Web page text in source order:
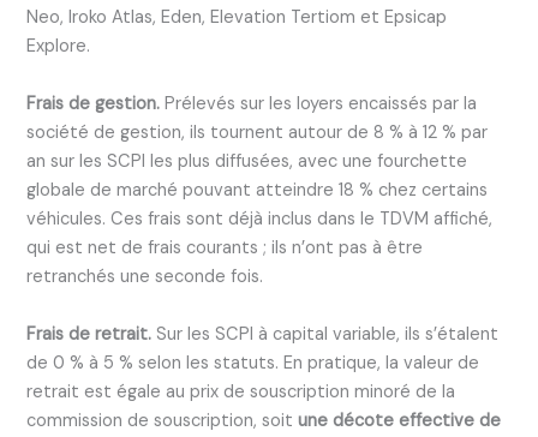
Neo, Iroko Atlas, Eden, Elevation Tertiom et Epsicap
Explore.
Frais de gestion. Prélevés sur les loyers encaissés par la
société de gestion, ils tournent autour de 8 % à 12 % par
an sur les SCPI les plus diffusées, avec une fourchette
globale de marché pouvant atteindre 18 % chez certains
véhicules. Ces frais sont déjà inclus dans le TDVM affiché,
qui est net de frais courants ; ils n’ont pas à être
retranchés une seconde fois.
Frais de retrait. Sur les SCPI à capital variable, ils s’étalent
de 0 % à 5 % selon les statuts. En pratique, la valeur de
retrait est égale au prix de souscription minoré de la
commission de souscription, soitune décote effective de